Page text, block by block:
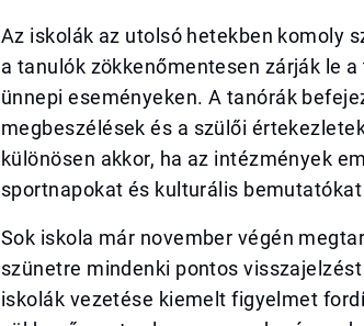
Az iskolák az utolsó hetekben komoly
a tanulók zökkenőmentesen zárják le
ünnepi eseményeken. A tanórák
megbeszélések és a szülői
különösen akkor, ha az intézmények
sportnapokat és kulturális
Sok iskola már november végén
szünetre mindenki pontos
iskolák vezetése kiemelt figyelmet